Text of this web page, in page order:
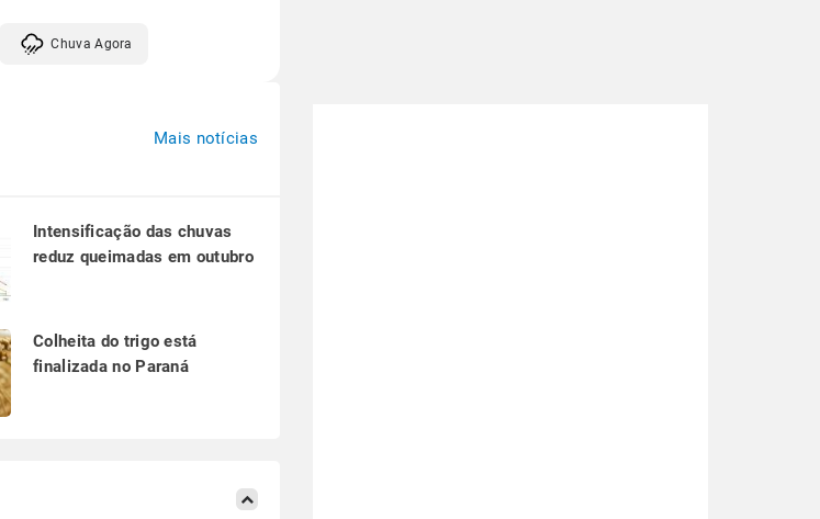
Chuva Agora
Mais notícias
Intensificação das chuvas
reduz queimadas em outubro
Colheita do trigo está
finalizada no Paraná